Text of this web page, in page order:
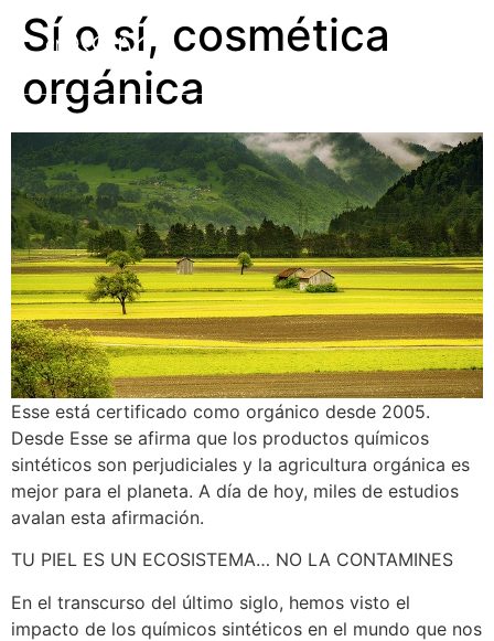
Sí o sí, cosmética
orgánica
Esse está certificado como orgánico desde 2005.
Desde Esse se afirma que los productos químicos
sintéticos son perjudiciales y la agricultura orgánica es
mejor para el planeta. A día de hoy, miles de estudios
avalan esta afirmación.
TU PIEL ES UN ECOSISTEMA… NO LA CONTAMINES
En el transcurso del último siglo, hemos visto el
impacto de los químicos sintéticos en el mundo que nos